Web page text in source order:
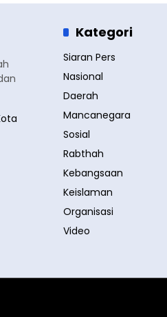
Kategori
Siaran Pers
Nasional
Daerah
Mancanegara
Sosial
Rabthah
Kebangsaan
Keislaman
Organisasi
Video